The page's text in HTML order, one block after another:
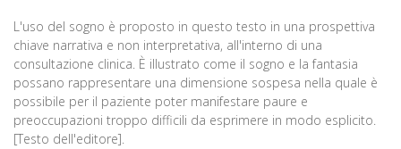
L'uso del sogno è proposto in questo testo in una prospettiva
chiave narrativa e non interpretativa, all'interno di una
consultazione clinica. È illustrato come il sogno e la fantasia
possano rappresentare una dimensione sospesa nella quale è
possibile per il paziente poter manifestare paure e
preoccupazioni troppo difficili da esprimere in modo esplicito.
[Testo dell'editore].